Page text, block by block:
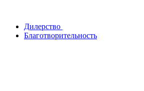
Дилерство
Благотворительность